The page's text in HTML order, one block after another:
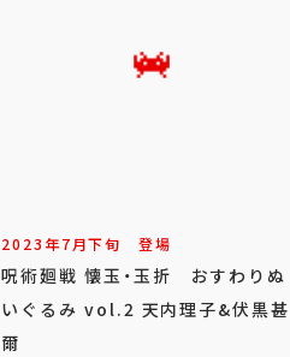
2023年7月下旬 登場
呪術廻戦 懐玉・玉折 おすわりぬ
いぐるみ vol.2 天内理子&伏黒甚
爾